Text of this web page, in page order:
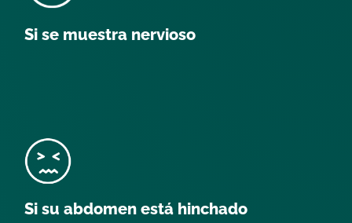
Si se muestra nervioso
Si su abdomen está hinchado